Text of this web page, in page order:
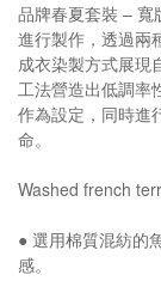
品牌春夏套裝 – 寬
進行製作，透過兩
成衣染製方式展現
工法營造出低調率
作為設定，同時進
命。
Washed french
● 選用棉質混紡的
感。